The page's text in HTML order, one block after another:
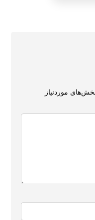
موردنیاز